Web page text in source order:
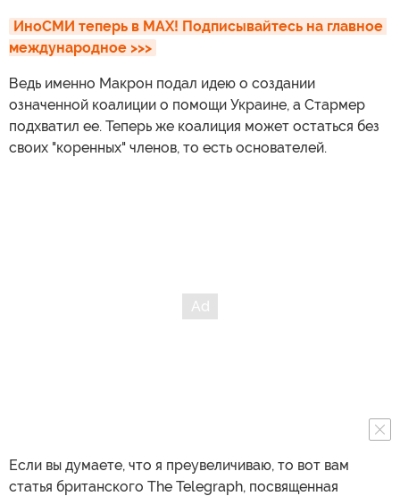
ИноСМИ теперь в MAX! Подписывайтесь на главное
международное >>>
Ведь именно Макрон подал идею о создании
означенной коалиции о помощи Украине, а Стармер
подхватил ее. Теперь же коалиция может остаться без
своих "коренных" членов, то есть основателей.
Если вы думаете, что я преувеличиваю, то вот вам
статья британского The Telegraph, посвященная